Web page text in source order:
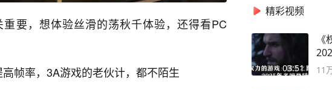
要，想体验丝滑的荡秋千体验，还得看PC
帧率，3A游戏的老伙计，都不陌生
精彩视频
03:51
概
11